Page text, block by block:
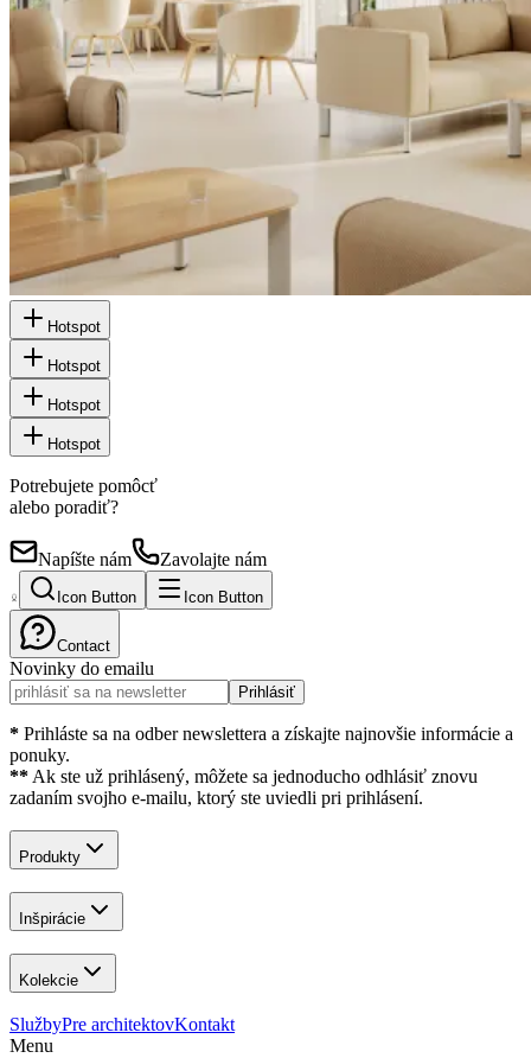
Hotspot
Hotspot
Hotspot
Hotspot
Potrebujete pomôcť
alebo poradiť?
Napíšte nám Zavolajte nám
Icon Button Icon Button
Contact
Novinky do emailu
Prihlásiť
* Prihláste sa na odber newslettera a získajte najnovšie informácie a
ponuky.
** Ak ste už prihlásený, môžete sa jednoducho odhlásiť znovu
zadaním svojho e-mailu, ktorý ste uviedli pri prihlásení.
Produkty
Inšpirácie
Kolekcie
SlužbyPre architektovKontakt
Menu